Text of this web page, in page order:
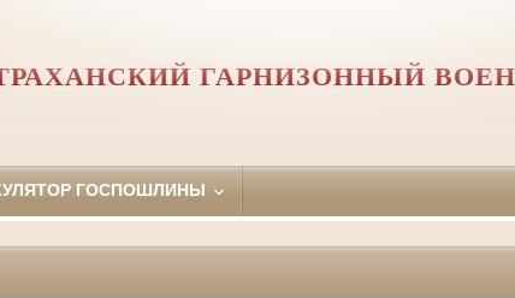
ГАРНИЗОННЫЙ
ГОСПОШЛИНЫ